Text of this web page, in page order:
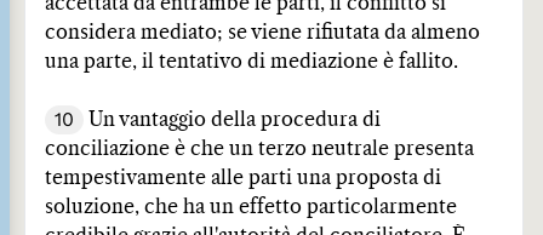
considera mediato; se viene rifiutata da almeno
una parte, il tentativo di mediazione è fallito.
10
Un vantaggio della procedura di
conciliazione è che un terzo neutrale presenta
tempestivamente alle parti una proposta di
soluzione, che ha un effetto particolarmente